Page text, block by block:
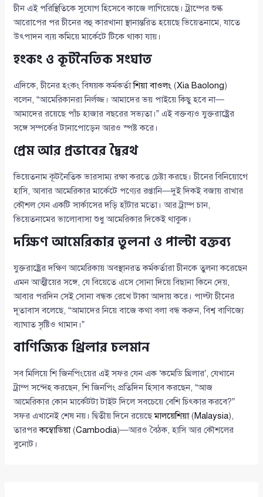
চীন এই পরিস্থিতিকে সুযোগ হিসেবে কাজে লাগিয়েছে। ট্রাম্পের শুল্ক
আরোপের পর চীনের বহু কারখানা স্থানান্তরিত হয়েছে ভিয়েতনামে, যাতে
উৎপাদন ব্যয় কমিয়ে মার্কেটে টিকে থাকা যায়।
হংকং ও কূটনৈতিক সংঘাত
এদিকে, চীনের হংকং বিষয়ক কর্মকর্তাশিয়া বাওলং (Xia Baolong)
বলেন, “আমেরিকানরা নির্লজ্জ। আমাদের ভয় পাইয়ে কিছু হবে না—
আমাদের রয়েছে পাঁচ হাজার বছরের সভ্যতা।” এই বক্তব্যও যুক্তরাষ্ট্রের
সঙ্গে সম্পর্কের টানাপোড়েন আরও স্পষ্ট করে।
প্রেম আর প্রভাবের দ্বৈরথ
ভিয়েতনাম কূটনৈতিক ভারসাম্য রক্ষা করতে চেষ্টা করছে। চীনের বিনিয়োগে
হাসি, আবার আমেরিকার মার্কেটে পণ্যের রপ্তানি—দুই দিকই বজায় রাখার
কৌশল যেন একটি সার্কাসের দড়ি হাঁটার মতো। আর ট্রাম্প চান,
ভিয়েতনামের ভালোবাসা শুধু আমেরিকার দিকেই থাকুক।
দক্ষিণ আমেরিকার তুলনা ও পাল্টা বক্তব্য
যুক্তরাষ্ট্রের দক্ষিণ আমেরিকায় অবস্থানরত কর্মকর্তারা চীনকে তুলনা করেছেন
এমন আত্মীয়ের সঙ্গে, যে বিয়েতে এসে সোনা দিয়ে বিছানা কিনে দেয়,
আবার পরদিন সেই সোনা বন্ধক রেখে টাকা আদায় করে। পাল্টা চীনের
দূতাবাস বলেছে, “আমাদের নিয়ে বাজে কথা বলা বন্ধ করুন, বিশ্ব বাণিজ্যে
ব্যাঘাত সৃষ্টিও থামান।”
বাণিজ্যিক থ্রিলার চলমান
সব মিলিয়ে শি জিনপিংয়ের এই সফর যেন এক ‘কমেডি থ্রিলার’, যেখানে
ট্রাম্প সন্দেহ করছেন, শি জিনপিং প্রতিদিন হিসাব করছেন, “আজ
আমেরিকার কোন মার্কেটটা টাইট দিলে সবচেয়ে বেশি চিৎকার করবে?”
সফর এখানেই শেষ নয়। দ্বিতীয় দিনে রয়েছেমালয়েশিয়া(Malaysia),
তারপরকম্বোডিয়া(Cambodia)—আরও বৈঠক, হাসি আর কৌশলের
বুনোট।